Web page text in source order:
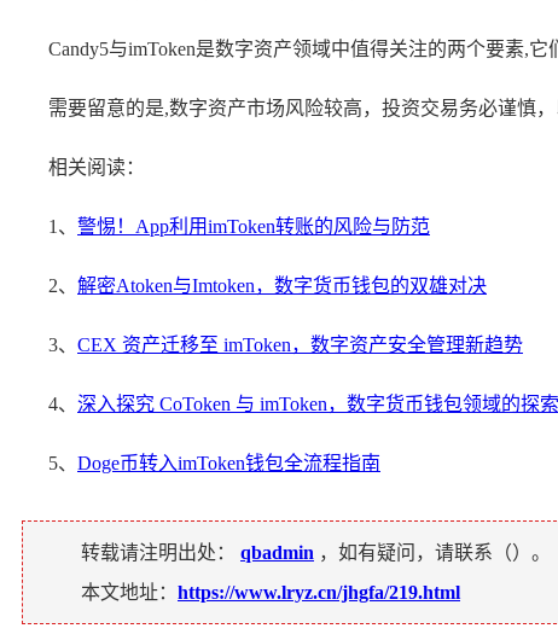
Candy5与imToken是数字资产领域中值得关注的两个要素,
需要留意的是,数字资产市场风险较高，投资交易务必谨慎
相关阅读：
1、 警惕！App利用imToken转账的风险与防范
2、 解密Atoken与Imtoken，数字货币钱包的双雄对决
3、 CEX 资产迁移至 imToken，数字资产安全管理新趋势
4、 深入探究 CoToken 与 imToken，数字货币钱包领域的探索
5、 Doge币转入imToken钱包全流程指南
转载请注明出处： qbadmin ，如有疑问，请联系（）。
本文地址： https://www.lryz.cn/jhgfa/219.html